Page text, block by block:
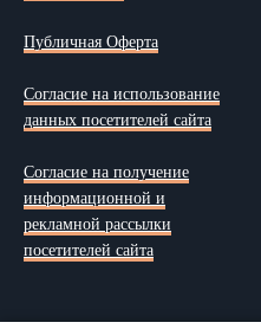
Публичная Оферта
Согласие на использование
данных посетителей сайта
Согласие на получение
информационной и
рекламной рассылки
посетителей сайта